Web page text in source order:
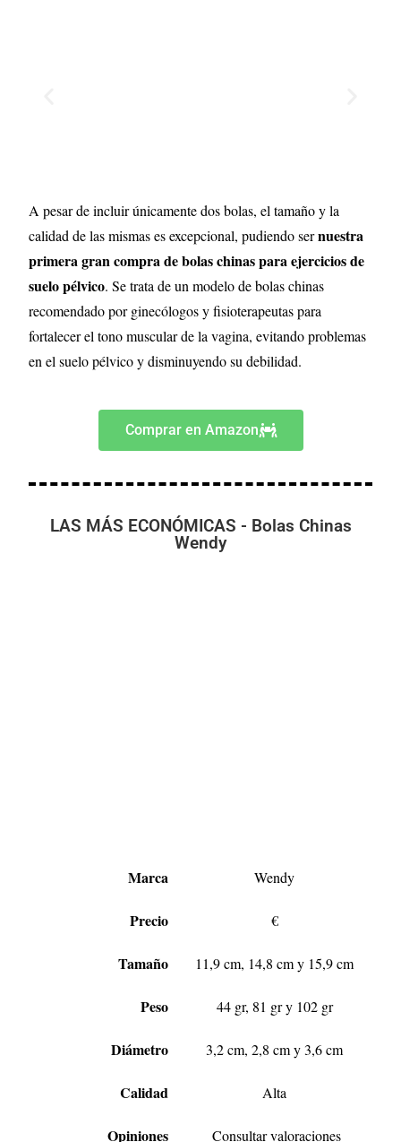
A pesar de incluir únicamente dos bolas, el tamaño y la
calidad de las mismas es excepcional, pudiendo sernuestra
primera gran compra de bolas chinas para ejercicios de
suelo pélvico. Se trata de un modelo de bolas chinas
recomendado por ginecólogos y fisioterapeutas para
fortalecer el tono muscular de la vagina, evitando problemas
en el suelo pélvico y disminuyendo su debilidad.
Comprar en Amazon
LAS MÁS ECONÓMICAS - Bolas Chinas
Wendy
Marca Wendy
Precio €
Tamaño 11,9 cm, 14,8 cm y 15,9 cm
Peso 44 gr, 81 gr y 102 gr
Diámetro 3,2 cm, 2,8 cm y 3,6 cm
Calidad Alta
Opiniones Consultar valoraciones